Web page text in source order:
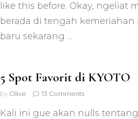
Marathon
2016
like this before. Okay, ngeliat
berada di tengah
baru sekarang …
5 Spot Favorit di KYOTO
by Olive 13 Commentson
Spot
Kali ini gue akan nulls